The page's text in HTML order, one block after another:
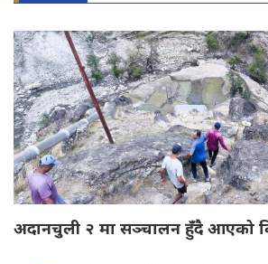
अदानचुली २ मा सञ्चालन हुँदै आएको